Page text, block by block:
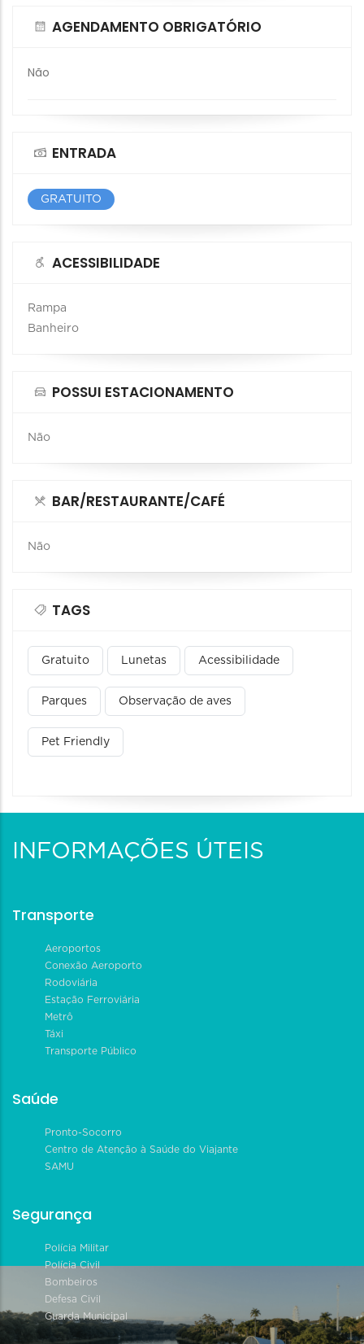
AGENDAMENTO OBRIGATÓRIO
Não
ENTRADA
GRATUITO
ACESSIBILIDADE
Rampa
Banheiro
POSSUI ESTACIONAMENTO
Não
BAR/RESTAURANTE/CAFÉ
Não
TAGS
Gratuito Lunetas Acessibilidade
Parques Observação de aves
Pet Friendly
INFORMAÇÕES ÚTEIS
Transporte
Aeroportos
Conexão Aeroporto
Rodoviária
Estação Ferroviária
Metrô
Táxi
Transporte Público
Saúde
Pronto-Socorro
Centro de Atenção à Saúde do Viajante
SAMU
Segurança
Polícia Militar
Polícia Civil
Bombeiros
Defesa Civil
Guarda Municipal